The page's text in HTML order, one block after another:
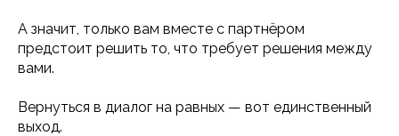
А значит, только вам вместе с партнёром
предстоит решить то, что требует решения между
вами.
Вернуться в диалог на равных — вот единственный
выход.